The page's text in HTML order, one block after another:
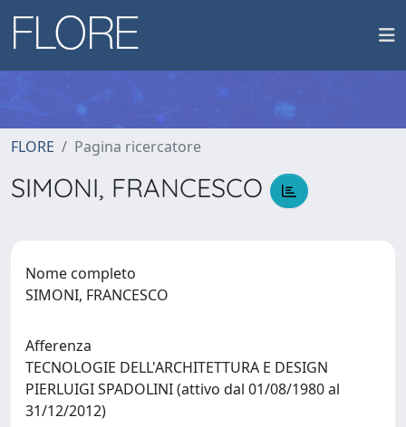
FLORE Pagina ricercatore
SIMONI, FRANCESCO
Nome completo
SIMONI, FRANCESCO
Afferenza
TECNOLOGIE DELL'ARCHITETTURA E DESIGN
PIERLUIGI SPADOLINI (attivo dal 01/08/1980 al
31/12/2012)